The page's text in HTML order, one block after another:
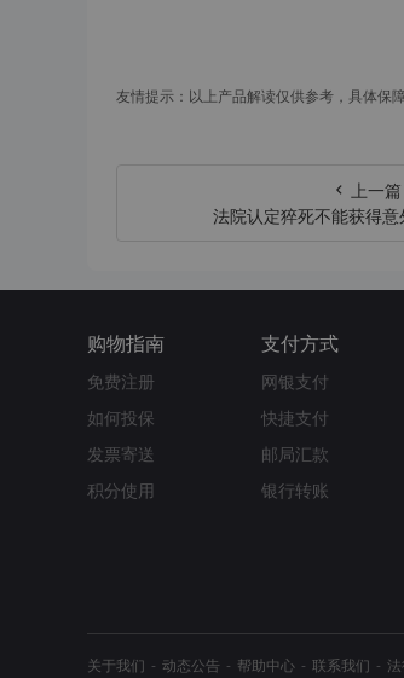
友情提示：以上产品解读仅供参考，具体保
上一篇
法院认定猝死不能获得
购物指南
免费注册
如何投保
发票寄送
积分使用
支付方式
网银支付
快捷支付
邮局汇款
银行转账
关于我们 动态公告 帮助中心 联系我们